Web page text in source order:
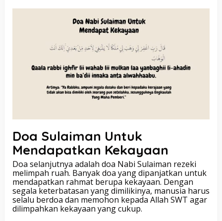
Doa Sulaiman Untuk
Mendapatkan Kekayaan
Doa selanjutnya adalah doa Nabi Sulaiman rezeki
melimpah ruah. Banyak doa yang dipanjatkan untuk
mendapatkan rahmat berupa kekayaan. Dengan
segala keterbatasan yang dimilikinya, manusia harus
selalu berdoa dan memohon kepada Allah SWT agar
dilimpahkan kekayaan yang cukup.